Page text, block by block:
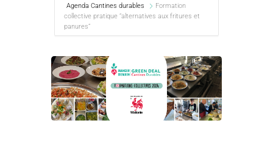
Agenda Cantines durables
Formation
collective pratique “alternatives aux fritures et
panures”